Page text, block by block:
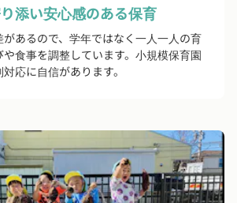
添い安心感のある保育
あるので、学年ではなく一人一人の育
食事を調整しています。小規模保育園
応に自信があります。